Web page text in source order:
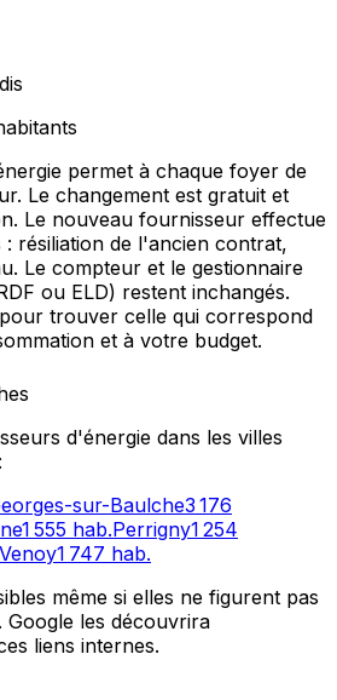
permet à chaque foyer de
Le changement est gratuit et
Le nouveau fournisseur effectue
résiliation de l'ancien contrat,
Le compteur et le gestionnaire
ou ELD) restent inchangés.
trouver celle qui correspond
et à votre budget.
d'énergie dans les villes
:
sur-Baulche3 176
1 555 hab.Perrigny1 254
Venoy1 747 hab.
même si elles ne figurent pas
Google les découvrira
liens internes.